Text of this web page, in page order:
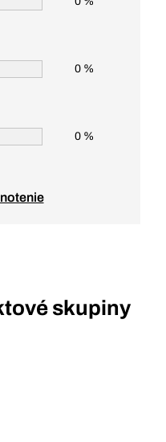
0 %
0 %
skupiny